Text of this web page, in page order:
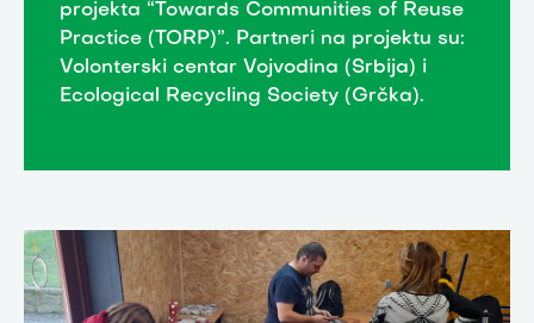
projekta “Towards Communities of Reuse
Practice (TORP)”. Partneri na projektu su:
Volonterski centar Vojvodina (Srbija) i
Ecological Recycling Society (Grčka).